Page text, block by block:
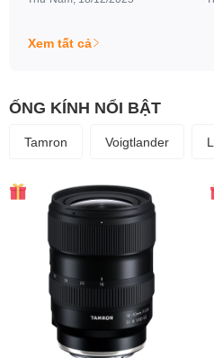
Xem tất cả
ỐNG KÍNH NỔI BẬT
Tamron Voigtlander